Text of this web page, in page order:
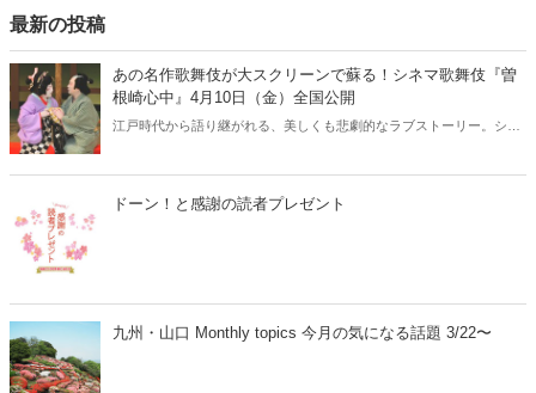
最新の投稿
あの名作歌舞伎が大スクリーンで蘇る！シネマ歌舞伎『曽
根崎心中』4月10日（金）全国公開
江戸時代から語り継がれる、美しくも悲劇的なラブストーリー。シネ
中村鴈治郎による珠玉の舞台を、映画館の大スクリーンで堪能できる
貴重な機会です。さらに、話題となった映画『国宝』でも注目を集め
ドーン！と感謝の読者プレゼント
九州・山口 Monthly topics 今月の気になる話題 3/22〜